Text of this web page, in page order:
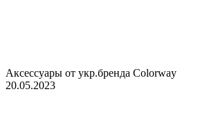
Аксессуары от укр.бренда Colorway
20.05.2023